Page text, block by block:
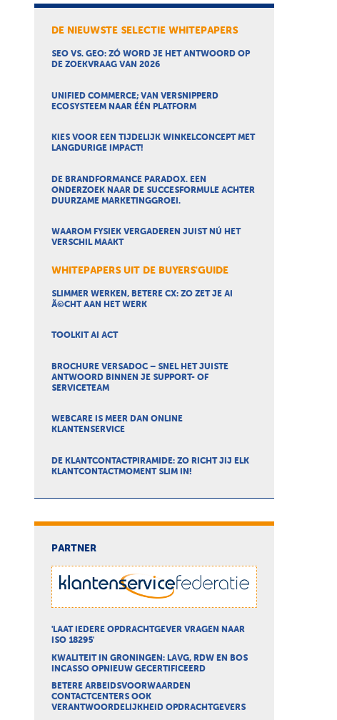
DE NIEUWSTE SELECTIE WHITEPAPERS
SEO VS. GEO: ZÓ WORD JE HET ANTWOORD OP
DE ZOEKVRAAG VAN 2026
UNIFIED COMMERCE; VAN VERSNIPPERD
ECOSYSTEEM NAAR ÉÉN PLATFORM
KIES VOOR EEN TIJDELIJK WINKELCONCEPT MET
LANGDURIGE IMPACT!
DE BRANDFORMANCE PARADOX. EEN
ONDERZOEK NAAR DE SUCCESFORMULE ACHTER
DUURZAME MARKETINGGROEI.
WAAROM FYSIEK VERGADEREN JUIST NÚ HET
VERSCHIL MAAKT
WHITEPAPERS UIT DE BUYERS'GUIDE
SLIMMER WERKEN, BETERE CX: ZO ZET JE AI
Ã©CHT AAN HET WERK
TOOLKIT AI ACT
BROCHURE VERSADOC – SNEL HET JUISTE
ANTWOORD BINNEN JE SUPPORT- OF
SERVICETEAM
WEBCARE IS MEER DAN ONLINE
KLANTENSERVICE
DE KLANTCONTACTPIRAMIDE: ZO RICHT JIJ ELK
KLANTCONTACTMOMENT SLIM IN!
PARTNER
'LAAT IEDERE OPDRACHTGEVER VRAGEN NAAR
ISO 18295'
KWALITEIT IN GRONINGEN: LAVG, RDW EN BOS
INCASSO OPNIEUW GECERTIFICEERD
BETERE ARBEIDSVOORWAARDEN
CONTACTCENTERS OOK
VERANTWOORDELIJKHEID OPDRACHTGEVERS